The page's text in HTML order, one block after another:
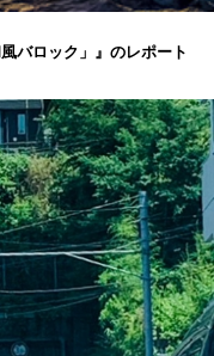
バロック」』のレポート